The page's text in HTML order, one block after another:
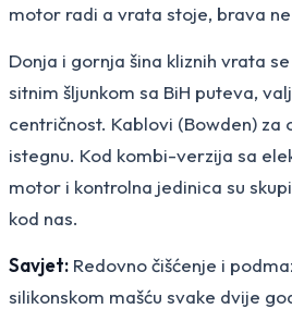
motor radi a vrata stoje, brava
Donja i gornja šina kliznih vrata
sitnim šljunkom sa BiH puteva,
centričnost. Kablovi (Bowden) za
istegnu. Kod kombi-verzija sa
motor i kontrolna jedinica su
kod nas.
Savjet: Redovno čišćenje i
silikonskom mašću svake dvije